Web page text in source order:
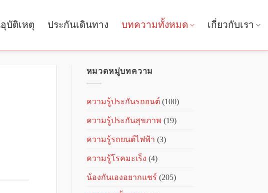
บัติเหตุ ประกันเดินทาง บทความทั้งหมด เกี่ยวกับเรา
หมวดหมู่บทความ
ความรู้ประกันรถยนต์(100)
ความรู้ประกันสุขภาพ (19)
ความรู้รถยนต์ไฟฟ้า (3)
ความรู้โรคมะเร็ง (4)
น้องกันเองอยากแชร์ (205)